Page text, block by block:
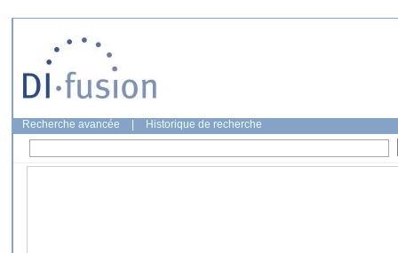
Recherche avancée Historique de recherche